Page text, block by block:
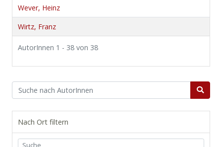
Wever, Heinz
Wirtz, Franz
AutorInnen 1 - 38 von 38
Nach Ort filtern